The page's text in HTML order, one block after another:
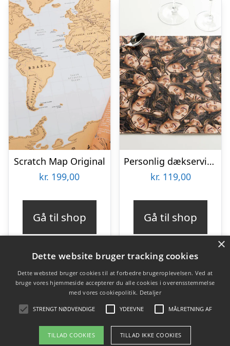
Scratch Map Original
kr. 199,00
Gå til shop
Personlig dækserviet med Billede – Multiface
kr. 119,00
Gå til shop
Varekategorier
Produkter
×
Dette website bruger tracking cookies
Dette websted bruger cookies til at forbedre brugeroplevelsen. Ved at
bruge vores hjemmeside accepterer du alle cookies i overensstemmelse
med vores cookiepolitik. Detaljer
STRENGT NØDVENDIGE YDEEVNE MÅLRETNING AF
TILLAD COOKIES TILLAD IKKE COOKIES